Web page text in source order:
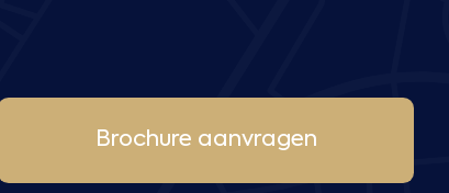
Brochure aanvragen